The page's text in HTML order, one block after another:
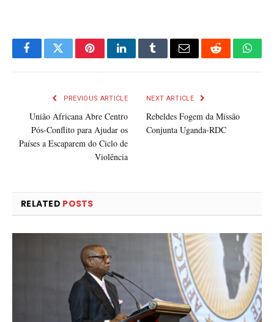
FacebookTwitterPinterestLinkedInTumblrEmail Reddit
PREVIOUS ARTICLE
União Africana Abre Centro
Pós-Conflito para Ajudar os
Países a Escaparem do Ciclo de
Violência
NEXT ARTICLE
Rebeldes Fogem da Missão
Conjunta Uganda-RDC
RELATED POSTS